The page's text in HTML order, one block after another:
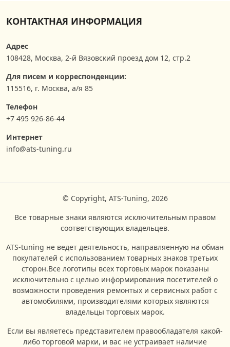
КОНТАКТНАЯ ИНФОРМАЦИЯ
Адрес
108428, Москва, 2-й Вязовский проезд дом 12, стр.2
Для писем и корреспонденции:
115516, г. Москва, а/я 85
Телефон
+7 495 926-86-44
Интернет
info@ats-tuning.ru
© Copyright, ATS-Tuning, 2026
Все товарные знаки являются исключительным правом
соответствующих владельцев.
ATS-tuning не ведет деятельность, направляенную на обман
покупателей с использованием товарных знаков третьих
сторон.Все логотипы всех торговых марок показаны
исключительно с целью информирования посетителей о
возможности проведения ремонтых и сервисных работ с
автомобилями, производителями которых являются
владельцы торговых марок.
Если вы являетесь представителем правообладателя какой-
либо торговой марки, и вас не устраивает наличие